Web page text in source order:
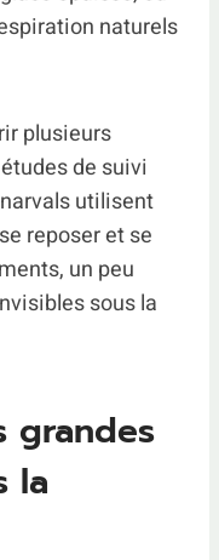
naturels
plusieurs
de suivi
utilisent
reposer et se
un peu
sous la
grandes
la